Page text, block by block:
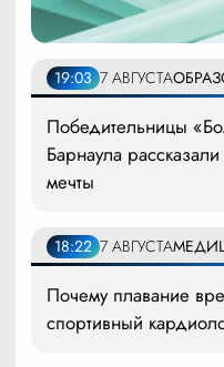
19:03 7 АВГУСТА
Победительницы
Барнаула
мечты
18:22 7 АВГУСТА
Почему плавание
спортивный